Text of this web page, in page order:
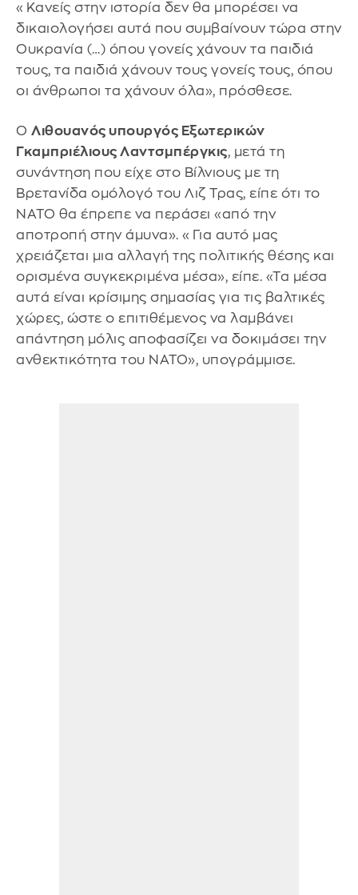
«Κανείς στην ιστορία δεν θα μπορέσει να
δικαιολογήσει αυτά που συμβαίνουν τώρα στην
Ουκρανία (…) όπου γονείς χάνουν τα παιδιά
τους, τα παιδιά χάνουν τους γονείς τους, όπου
οι άνθρωποι τα χάνουν όλα», πρόσθεσε.
Ο Λιθουανός υπουργός Εξωτερικών
Γκαμπριέλιους Λαντσμπέργκις, μετά τη
συνάντηση που είχε στο Βίλνιους με τη
Βρετανίδα ομόλογό του Λιζ Τρας, είπε ότι το
ΝΑΤΟ θα έπρεπε να περάσει «από την
αποτροπή στην άμυνα». «Για αυτό μας
χρειάζεται μια αλλαγή της πολιτικής θέσης και
ορισμένα συγκεκριμένα μέσα», είπε. «Τα μέσα
αυτά είναι κρίσιμης σημασίας για τις βαλτικές
χώρες, ώστε ο επιτιθέμενος να λαμβάνει
απάντηση μόλις αποφασίζει να δοκιμάσει την
ανθεκτικότητα του ΝΑΤΟ», υπογράμμισε.